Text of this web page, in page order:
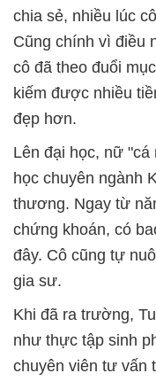
chia sẻ, nhiều lúc
Cũng chính vì điều
cô đã theo đuổi
kiếm được nhiều
đẹp hơn.
Lên đại học, nữ "cá
học chuyên ngành
thương. Ngay từ
chứng khoán, có
đây. Cô cũng tự
gia sư.
Khi đã ra trường,
như thực tập sinh
chuyên viên tư vấn